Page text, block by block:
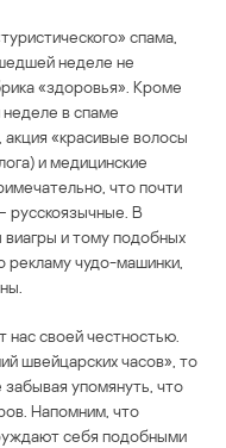
спама,
неделе не
«здоровья». Кроме
в спаме
«красивые волосы
и медицинские
что почти
русскоязычные. В
виагры и тому подобных
рекламу чудо-машинки,
своей честностью.
швейцарских часов», то
упомянуть, что
Напомним, что
себя подобными